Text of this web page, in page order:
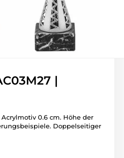
|
0.6 cm. Höhe der
Doppelseitiger